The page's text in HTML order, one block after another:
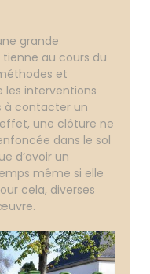
grande
au cours du
et
les interventions
à contacter un
une clôture ne
dans le sol
d’avoir un
même si elle
cela, diverses